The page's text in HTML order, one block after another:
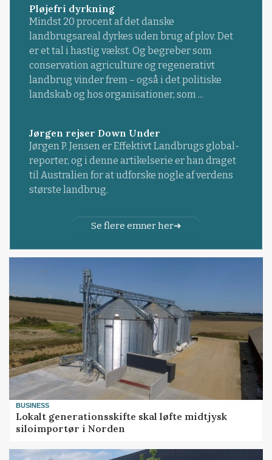
Pløjefri dyrkning
Mindst 20 procent af det danske
landbrugsareal dyrkes uden brug af plov. Det
er et tal i hastig vækst. Og begreber som
conservation agriculture og regenerativt
landbrug vinder frem – også i det politiske
landskab og hos organisationer, som ...
Jørgen rejser Down Under
Jørgen P. Jensen er Effektivt Landbrugs global-
reporter, og i denne artikelserie er han draget
til Australien for at udforske nogle af verdens
største landbrug.
Se flere emner her
BUSINESS
Lokalt generationsskifte skal løfte midtjysk
siloimportør i Norden